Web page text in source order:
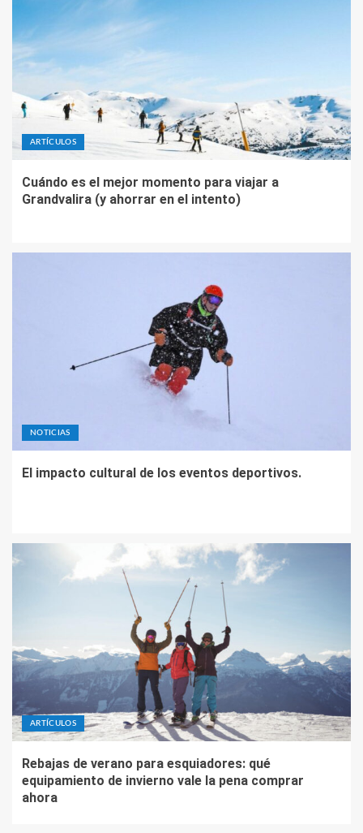
ARTÍCULOS
Cuándo es el mejor momento para viajar a
Grandvalira (y ahorrar en el intento)
NOTICIAS
El impacto cultural de los eventos deportivos.
ARTÍCULOS
Rebajas de verano para esquiadores: qué
equipamiento de invierno vale la pena comprar
ahora